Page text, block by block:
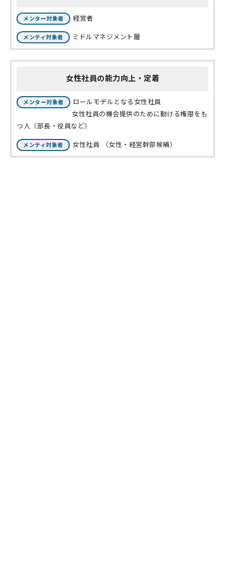
メンター対象者 経営者
メンティ対象者 ミドルマネジメント層
女性社員の能力向上・定着
メンター対象者
ロールモデルとなる女性社員
女性社員の機会提供のために動ける権限をも
つ人（部長・役員など）
メンティ対象者 女性社員 （女性・経営幹部候補）